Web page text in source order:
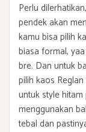
Perlu
pendek akan
kamu bisa pilih
biasa formal,
bre. Dan untuk
pilih kaos
untuk style
menggunakan
tebal dan